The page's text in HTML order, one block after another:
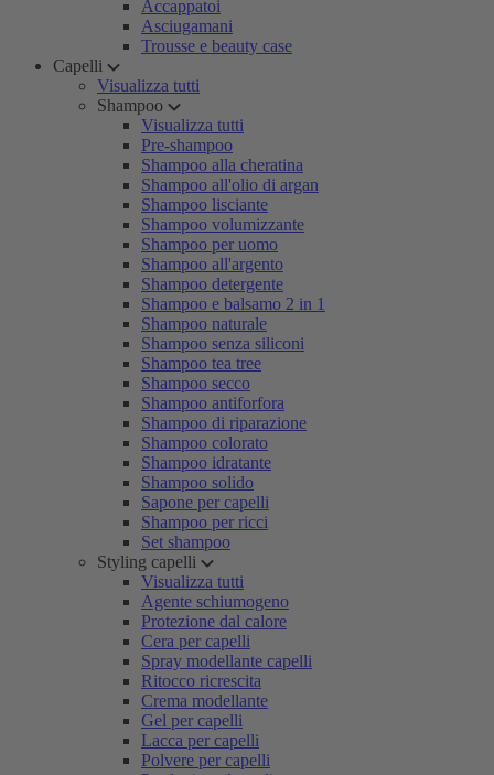
Accappatoi
Asciugamani
Trousse e beauty case
Capelli
Visualizza tutti
Shampoo
Visualizza tutti
Pre-shampoo
Shampoo alla cheratina
Shampoo all'olio di argan
Shampoo lisciante
Shampoo volumizzante
Shampoo per uomo
Shampoo all'argento
Shampoo detergente
Shampoo e balsamo 2 in 1
Shampoo naturale
Shampoo senza siliconi
Shampoo tea tree
Shampoo secco
Shampoo antiforfora
Shampoo di riparazione
Shampoo colorato
Shampoo idratante
Shampoo solido
Sapone per capelli
Shampoo per ricci
Set shampoo
Styling capelli
Visualizza tutti
Agente schiumogeno
Protezione dal calore
Cera per capelli
Spray modellante capelli
Ritocco ricrescita
Crema modellante
Gel per capelli
Lacca per capelli
Polvere per capelli